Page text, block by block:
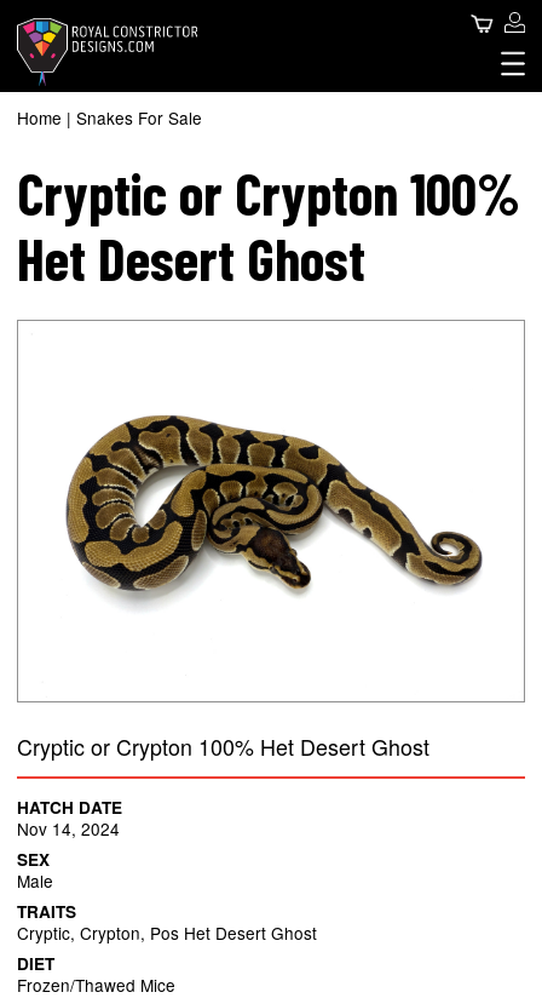
main
content
Royal Constrictor
Search
Main
SNAKES FOR SALE
ABOUT US
CONTACT US
BLOG
Breadcrumb
Home Snakes For Sale
Cryptic or Crypton 100%
Het Desert Ghost
Cryptic or Crypton 100% Het Desert Ghost
HATCH DATE
Nov 14, 2024
SEX
Male
TRAITS
Cryptic, Crypton, Pos Het Desert Ghost
DIET
Frozen/Thawed Mice